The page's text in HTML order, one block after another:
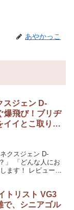
あやかっこ
スジェン D-
爆飛び！ブリヂ
イイとこ取りし
クスジェン D-
」 「どんな人にお
ます！ レビューを
トリスト VG3
で、シニアゴル